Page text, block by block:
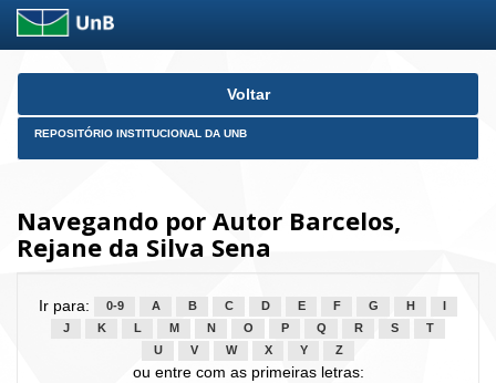
Skip
Voltar
REPOSITÓRIO INSTITUCIONAL DA UNB
Navegando por Autor Barcelos,
Rejane da Silva Sena
Ir para: 0-9 A B C D E F G H
J
K L M N O P Q R S
T
U
V W X Y Z
ou entre com as primeiras letras: